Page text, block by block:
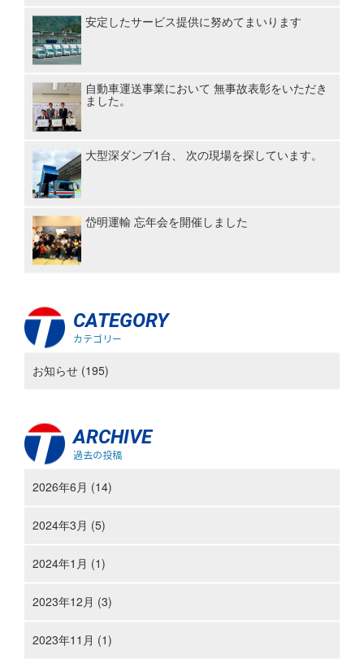
安定したサービス提供に努めてまいります
自動車運送事業において 無事故表彰をいただき
ました。
大型深ダンプ1台、 次の現場を探しています。
岱明運輸 忘年会を開催しました
CATEGORY
カテゴリー
お知らせ (195)
ARCHIVE
過去の投稿
2026年6月 (14)
2024年3月 (5)
2024年1月 (1)
2023年12月 (3)
2023年11月 (1)